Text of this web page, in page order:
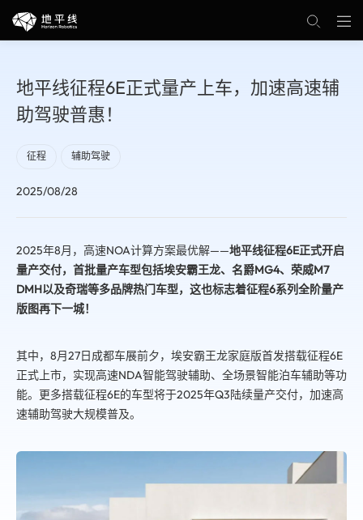
地平线征程6E正式量产上车，加速高速辅
助驾驶普惠！
2025/08/28
征程 辅助驾驶
2025年8月，高速NOA计算方案最优解——地平线征程6E正式开启
量产交付，首批量产车型包括埃安霸王龙、名爵MG4、荣威M7
DMH以及奇瑞等多品牌热门车型，这也标志着征程6系列全阶量产
版图再下一城！
其中，8月27日成都车展前夕，埃安霸王龙家庭版首发搭载征程6E
正式上市，实现高速NDA智能驾驶辅助、全场景智能泊车辅助等功
能。更多搭载征程6E的车型将于2025年Q3陆续量产交付，加速高
速辅助驾驶大规模普及。